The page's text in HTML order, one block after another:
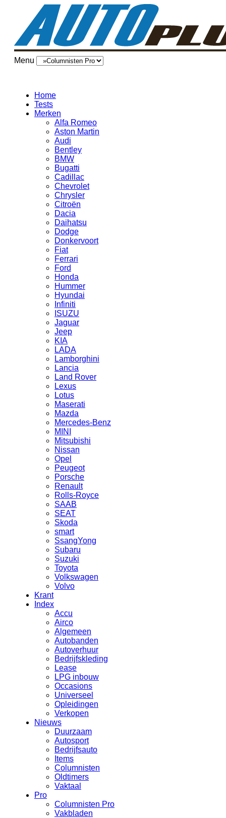
Menu
Home
Tests
Merken
Alfa Romeo
Aston Martin
Audi
Bentley
BMW
Bugatti
Cadillac
Chevrolet
Chrysler
Citroën
Dacia
Daihatsu
Dodge
Donkervoort
Fiat
Ferrari
Ford
Honda
Hummer
Hyundai
Infiniti
ISUZU
Jaguar
Jeep
KIA
LADA
Lamborghini
Lancia
Land Rover
Lexus
Lotus
Maserati
Mazda
Mercedes-Benz
MINI
Mitsubishi
Nissan
Opel
Peugeot
Porsche
Renault
Rolls-Royce
SAAB
SEAT
Skoda
smart
SsangYong
Subaru
Suzuki
Toyota
Volkswagen
Volvo
Krant
Index
Accu
Airco
Algemeen
Autobanden
Autoverhuur
Bedrijfskleding
Lease
LPG inbouw
Occasions
Universeel
Opleidingen
Verkopen
Nieuws
Duurzaam
Autosport
Bedrijfsauto
Items
Columnisten
Oldtimers
Vaktaal
Pro
Columnisten Pro
Vakbladen